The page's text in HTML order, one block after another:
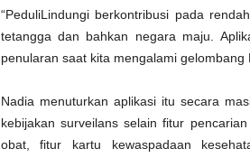
“PeduliLindungi berkontribusi pada
tetangga dan bahkan negara maju.
penularan saat kita mengalami gelombang
Nadia menuturkan aplikasi itu secara
kebijakan surveilans selain fitur
obat, fitur kartu kewaspadaan